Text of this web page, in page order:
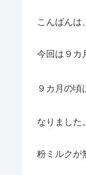
こんばんは
今回は９カ
９カ月の頃
なりました
粉ミルクが